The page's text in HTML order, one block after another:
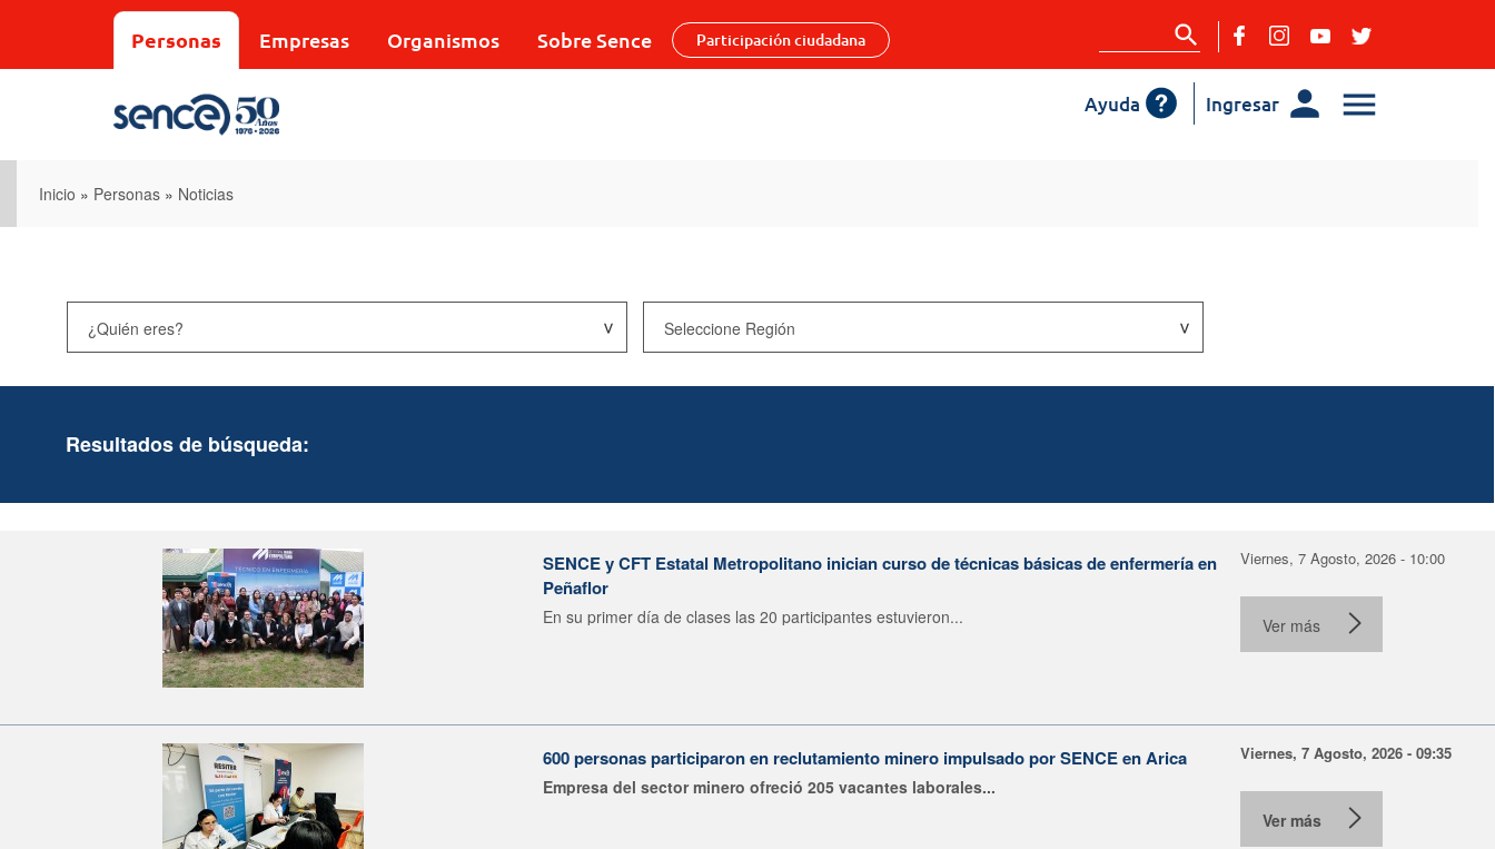
Personas Empresas Organismos Sobre Sence Participación ciudadana
Ingresar
Ayuda
Inicio » Personas » Noticias
Resultados de búsqueda:
SENCE y CFT Estatal Metropolitano inician curso de técnicas básicas de enfermería en
Peñaflor
En su primer día de clases las 20 participantes estuvieron...
Viernes, 7 Agosto, 2026 - 10:00
Ver más
600 personas participaron en reclutamiento minero impulsado por SENCE en Arica
Empresa del sector minero ofreció 205 vacantes laborales...
Viernes, 7 Agosto, 2026 - 09:35
Ver más